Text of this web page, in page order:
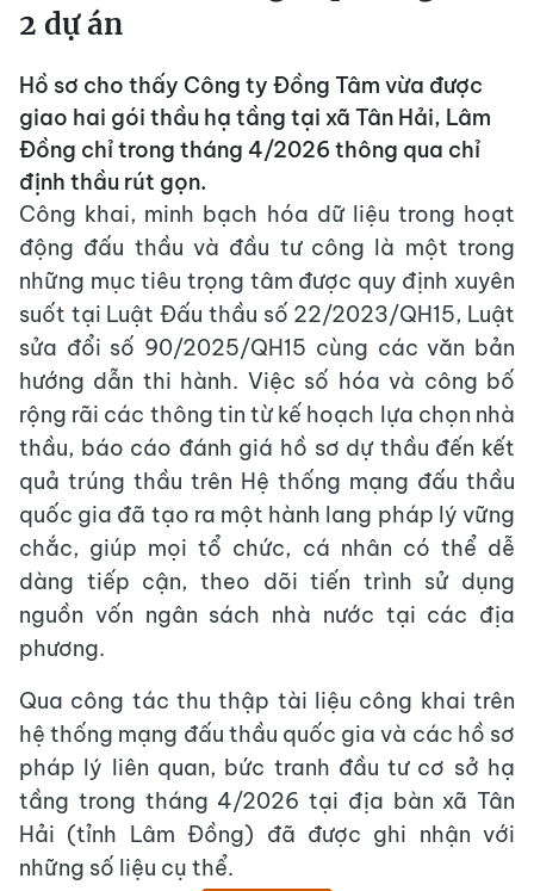
2 dự án
Hồ sơ cho thấy Công ty Đồng Tâm vừa được
giao hai gói thầu hạ tầng tại xã Tân Hải, Lâm
Đồng chỉ trong tháng 4/2026 thông qua chỉ
định thầu rút gọn.
Công khai, minh bạch hóa dữ liệu trong hoạt
động đấu thầu và đầu tư công là một trong
những mục tiêu trọng tâm được quy định xuyên
suốt tại Luật Đấu thầu số 22/2023/QH15, Luật
sửa đổi số 90/2025/QH15 cùng các văn bản
hướng dẫn thi hành. Việc số hóa và công bố
rộng rãi các thông tin từ kế hoạch lựa chọn nhà
thầu, báo cáo đánh giá hồ sơ dự thầu đến kết
quả trúng thầu trên Hệ thống mạng đấu thầu
quốc gia đã tạo ra một hành lang pháp lý vững
chắc, giúp mọi tổ chức, cá nhân có thể dễ
dàng tiếp cận, theo dõi tiến trình sử dụng
nguồn vốn ngân sách nhà nước tại các địa
phương.
Qua công tác thu thập tài liệu công khai trên
hệ thống mạng đấu thầu quốc gia và các hồ sơ
pháp lý liên quan, bức tranh đầu tư cơ sở hạ
tầng trong tháng 4/2026 tại địa bàn xã Tân
Hải (tỉnh Lâm Đồng) đã được ghi nhận với
những số liệu cụ thể.